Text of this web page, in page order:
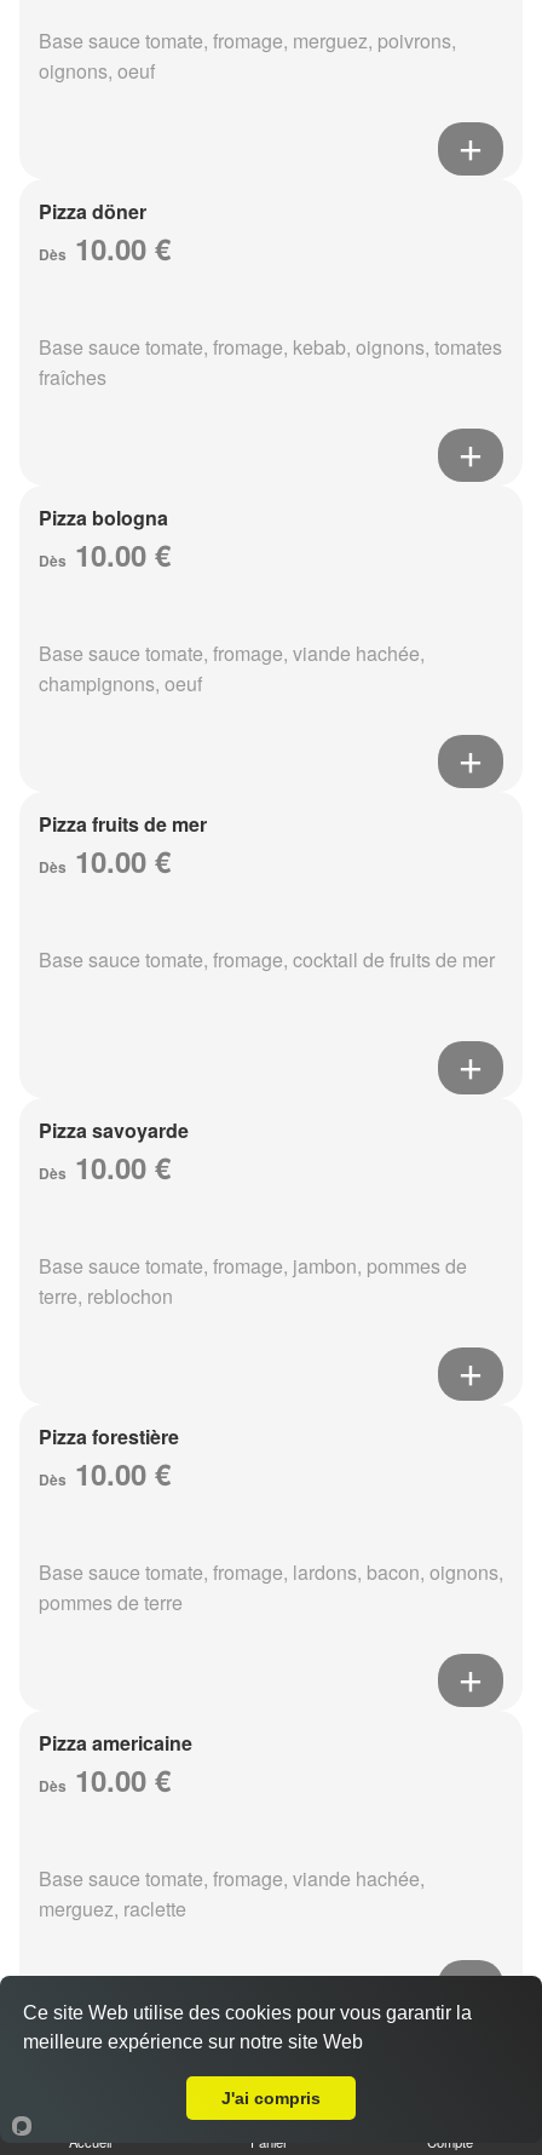
Base sauce tomate, fromage, merguez, poivrons,
oignons, oeuf
Pizza döner
Dès 10.00 €
Base sauce tomate, fromage, kebab, oignons, tomates
fraîches
Pizza bologna
Dès 10.00 €
Base sauce tomate, fromage, viande hachée,
champignons, oeuf
Pizza fruits de mer
Dès 10.00 €
Base sauce tomate, fromage, cocktail de fruits de mer
Pizza savoyarde
Dès 10.00 €
Base sauce tomate, fromage, jambon, pommes de
terre, reblochon
Pizza forestière
Dès 10.00 €
Base sauce tomate, fromage, lardons, bacon, oignons,
pommes de terre
Pizza americaine
Dès 10.00 €
Base sauce tomate, fromage, viande hachée,
merguez, raclette
Pizza boursin
Accueil Panier Compte
Ce site Web utilise des cookies pour vous garantir la
meilleure expérience sur notre site Web
J'ai compris